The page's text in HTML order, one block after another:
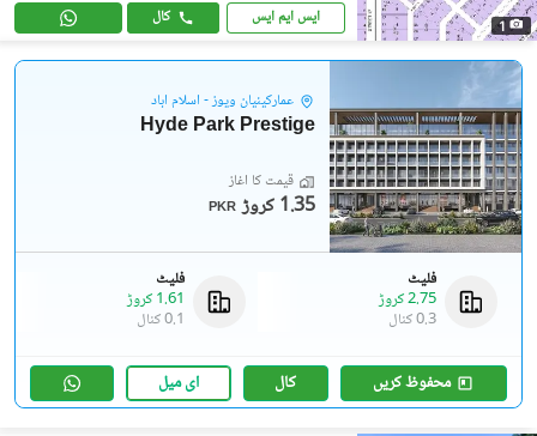
1 ایس ایم ایس کال
عمارکینیان ویوز - اسلام آباد
Hyde Park Prestige
قیمت کا آغاز
PKR 1.35 کروڑ
فلیٹ
2.75 کروڑ
0.3 کنال
فلیٹ
1.61 کروڑ
0.1 کنال
محفوظ کریں کال ای میل